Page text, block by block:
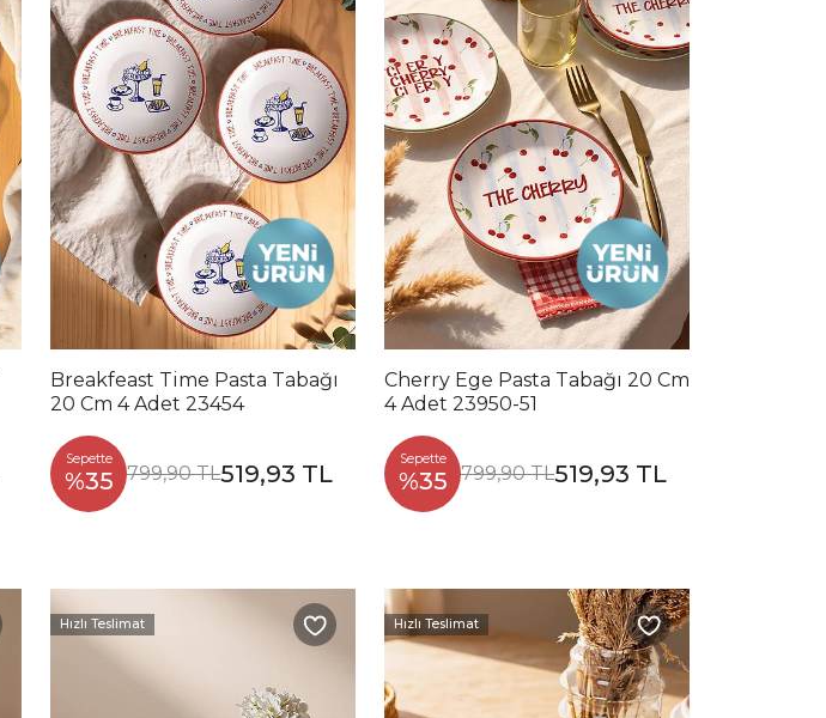
Breakfeast Time Pasta Tabağı
20 Cm 4 Adet 23454
Sepette
%35 799,90 TL519,93 TL
Cherry Ege Pasta Tabağı 20 Cm
4 Adet 23950-51
Sepette
%35 799,90 TL519,93 TL
Hızlı Teslimat Hızlı Teslimat